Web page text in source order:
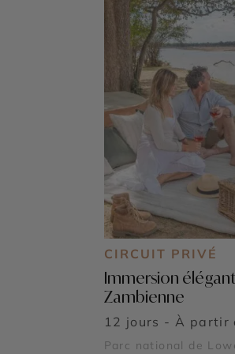
CIRCUIT PRIVÉ
Immersion
Zambienne
12 jours - À partir
Parc national de